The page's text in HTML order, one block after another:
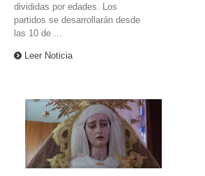
divididas por edades. Los
partidos se desarrollarán desde
las 10 de ...
Leer Noticia